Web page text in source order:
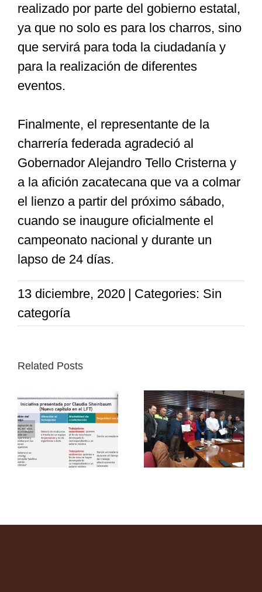
realizado por parte del gobierno estatal,
ya que no solo es para los charros, sino
que servirá para toda la ciudadanía y
para la realización de diferentes
eventos.
Finalmente, el representante de la
charrería federada agradeció al
Gobernador Alejandro Tello Cristerna y
a la afición zacatecana que va a colmar
el lienzo a partir del próximo sábado,
cuando se inaugure oficialmente el
campeonato nacional y durante un
lapso de 24 días.
13 diciembre, 2020 | Categories: Sin
categoría
Related Posts